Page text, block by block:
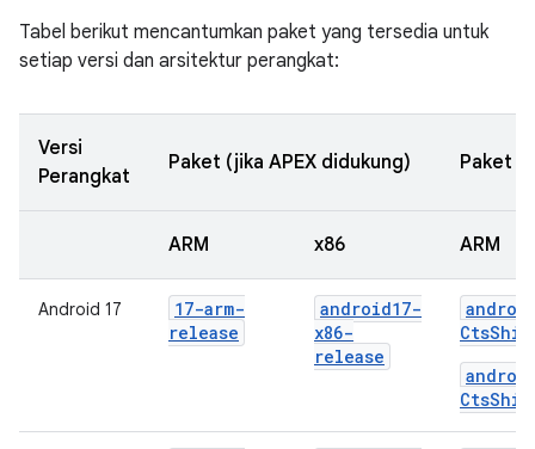
Tabel berikut mencantumkan paket yang tersedia untuk
setiap versi dan arsitektur perangkat:
Versi
Perangkat
Paket (jika APEX didukung) Paket
ARM x86 ARM
Android 17
17-arm-
release
android17-
x86-
release